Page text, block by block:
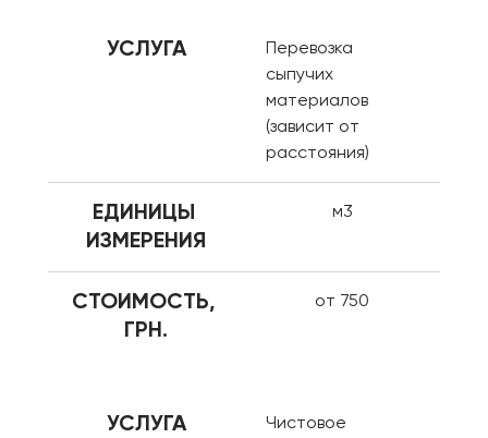
УСЛУГА
Перевозка
сыпучих
материалов
(зависит от
расстояния)
ЕДИНИЦЫ
ИЗМЕРЕНИЯ
м3
СТОИМОСТЬ,
ГРН.
от 750
УСЛУГА
Чистовое